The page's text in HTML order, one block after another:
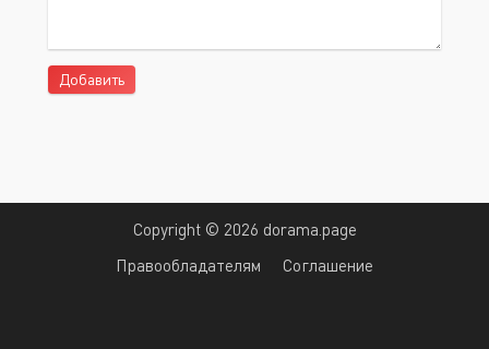
Добавить
Copyright © 2026 dorama.page
Правообладателям
Соглашение